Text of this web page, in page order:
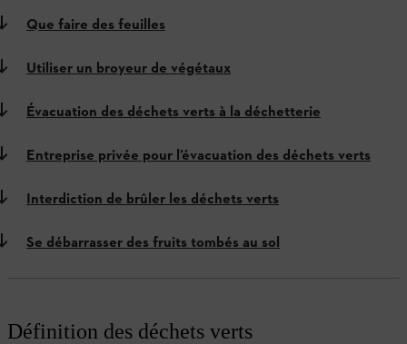
Que faire des feuilles
Utiliser un broyeur de végétaux
Évacuation des déchets verts à la déchetterie
Entreprise privée pour l’évacuation des déchets verts
Interdiction de brûler les déchets verts
Se débarrasser des fruits tombés au sol
Définition des déchets verts